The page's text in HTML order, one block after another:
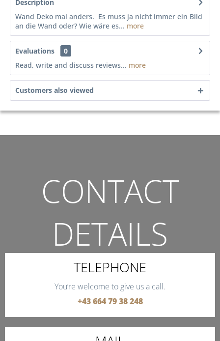
Description
Wand Deko mal anders. Es muss ja nicht immer ein Bild
an die Wand oder? Wie wäre es... more
Evaluations
0
Read, write and discuss reviews... more
Customers also viewed
CONTACT
DETAILS
THE QUICKEST WAY TO CONTACT US.
TELEPHONE
You’re welcome to give us a call.
+43 664 79 38 248